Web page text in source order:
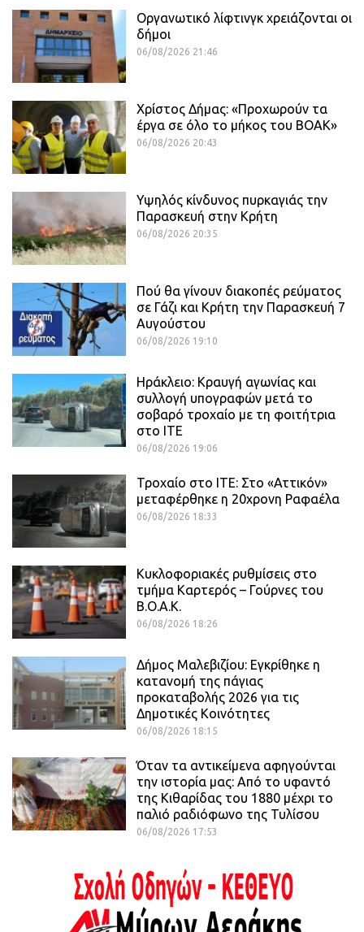
Οργανωτικό λίφτινγκ χρειάζονται οι
δήμοι
06/08/2026 21:46
Χρίστος Δήμας: «Προχωρούν τα
έργα σε όλο το μήκος του ΒΟΑΚ»
06/08/2026 20:43
Υψηλός κίνδυνος πυρκαγιάς την
Παρασκευή στην Κρήτη
06/08/2026 20:35
Πού θα γίνουν διακοπές ρεύματος
σε Γάζι και Κρήτη την Παρασκευή 7
Αυγούστου
06/08/2026 19:10
Ηράκλειο: Κραυγή αγωνίας και
συλλογή υπογραφών μετά το
σοβαρό τροχαίο με τη φοιτήτρια
στο ΙΤΕ
06/08/2026 19:06
Τροχαίο στο ΙΤΕ: Στο «Αττικόν»
μεταφέρθηκε η 20χρονη Ραφαέλα
06/08/2026 18:33
Κυκλοφοριακές ρυθμίσεις στο
τμήμα Καρτερός – Γούρνες του
Β.Ο.Α.Κ.
06/08/2026 18:26
Δήμος Μαλεβιζίου: Εγκρίθηκε η
κατανομή της πάγιας
προκαταβολής 2026 για τις
Δημοτικές Κοινότητες
06/08/2026 18:15
Όταν τα αντικείμενα αφηγούνται
την ιστορία μας: Από το υφαντό
της Κιθαρίδας του 1880 μέχρι το
παλιό ραδιόφωνο της Τυλίσου
06/08/2026 17:53